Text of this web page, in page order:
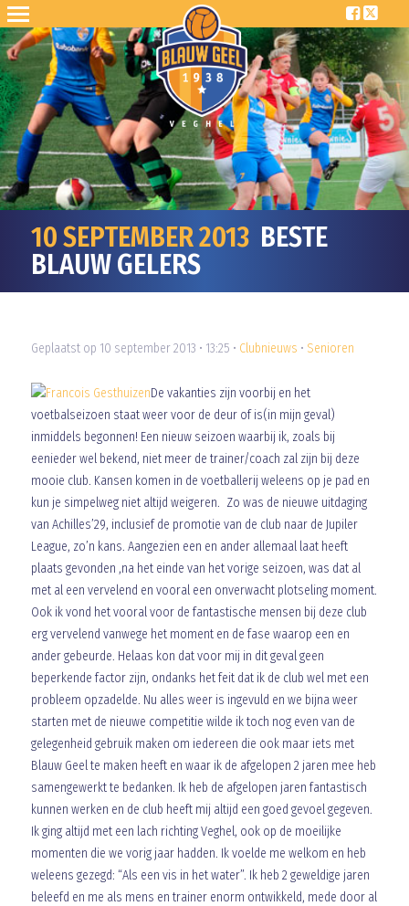
10 SEPTEMBER 2013BESTE
BLAUW GELERS
Geplaatst op 10 september 2013 • 13:25 • Clubnieuws • Senioren
De vakanties zijn voorbij en het
voetbalseizoen staat weer voor de deur of is(in mijn geval)
inmiddels begonnen! Een nieuw seizoen waarbij ik, zoals bij
eenieder wel bekend, niet meer de trainer/coach zal zijn bij deze
mooie club. Kansen komen in de voetballerij weleens op je pad en
kun je simpelweg niet altijd weigeren. Zo was de nieuwe uitdaging
van Achilles’29, inclusief de promotie van de club naar de Jupiler
League, zo’n kans. Aangezien een en ander allemaal laat heeft
plaats gevonden ,na het einde van het vorige seizoen, was dat al
met al een vervelend en vooral een onverwacht plotseling moment.
Ook ik vond het vooral voor de fantastische mensen bij deze club
erg vervelend vanwege het moment en de fase waarop een en
ander gebeurde. Helaas kon dat voor mij in dit geval geen
beperkende factor zijn, ondanks het feit dat ik de club wel met een
probleem opzadelde. Nu alles weer is ingevuld en we bijna weer
starten met de nieuwe competitie wilde ik toch nog even van de
gelegenheid gebruik maken om iedereen die ook maar iets met
Blauw Geel te maken heeft en waar ik de afgelopen 2 jaren mee heb
samengewerkt te bedanken. Ik heb de afgelopen jaren fantastisch
kunnen werken en de club heeft mij altijd een goed gevoel gegeven.
Ik ging altijd met een lach richting Veghel, ook op de moeilijke
momenten die we vorig jaar hadden. Ik voelde me welkom en heb
weleens gezegd: “Als een vis in het water”. Ik heb 2 geweldige jaren
beleefd en me als mens en trainer enorm ontwikkeld, mede door al